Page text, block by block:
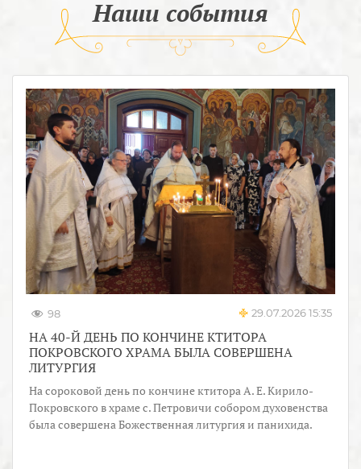
Наши события
98 29.07.2026 15:35
НА 40-Й ДЕНЬ ПО КОНЧИНЕ КТИТОРА
ПОКРОВСКОГО ХРАМА БЫЛА СОВЕРШЕНА
ЛИТУРГИЯ
На сороковой день по кончине ктитора А. Е. Кирило-
Покровского в храме с. Петровичи собором духовенства
была совершена Божественная литургия и панихида.